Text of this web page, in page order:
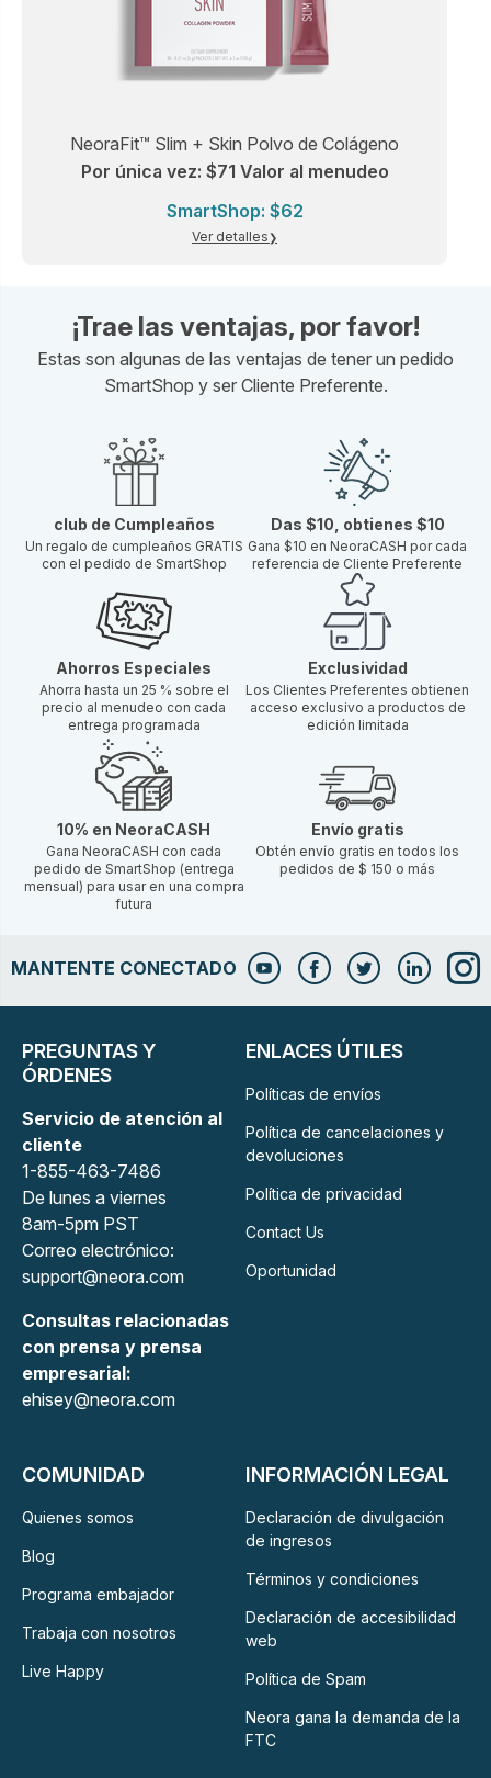
NeoraFit™ Slim + Skin Polvo de Colágeno
Por única vez: $71 Valor al menudeo
SmartShop: $62
Ver detalles
¡Trae las ventajas, por favor!
Estas son algunas de las ventajas de tener un pedido
SmartShop y ser Cliente Preferente.
club de Cumpleaños
Un regalo de cumpleaños GRATIS
con el pedido de SmartShop
Das $10, obtienes $10
Gana $10 en NeoraCASH por cada
referencia de Cliente Preferente
Ahorros Especiales
Ahorra hasta un 25 % sobre el
precio al menudeo con cada
entrega programada
Exclusividad
Los Clientes Preferentes obtienen
acceso exclusivo a productos de
edición limitada
10% en NeoraCASH
Gana NeoraCASH con cada
pedido de SmartShop (entrega
mensual) para usar en una compra
futura
Envío gratis
Obtén envío gratis en todos los
pedidos de $ 150 o más
MANTENTE CONECTADO
PREGUNTAS Y
ÓRDENES
Servicio de atención al
cliente
1-855-463-7486
De lunes a viernes
8am-5pm PST
Correo electrónico:
support@neora.com
Consultas relacionadas
con prensa y prensa
empresarial:
ehisey@neora.com
ENLACES ÚTILES
Políticas de envíos
Política de cancelaciones y
devoluciones
Política de privacidad
Contact Us
Oportunidad
COMUNIDAD
Quienes somos
Blog
Programa embajador
Trabaja con nosotros
Live Happy
INFORMACIÓN LEGAL
Declaración de divulgación
de ingresos
Términos y condiciones
Declaración de accesibilidad
web
Política de Spam
Neora gana la demanda de la
FTC